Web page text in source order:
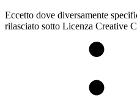
Eccetto dove diversamente
rilasciato sotto Licenza Creative